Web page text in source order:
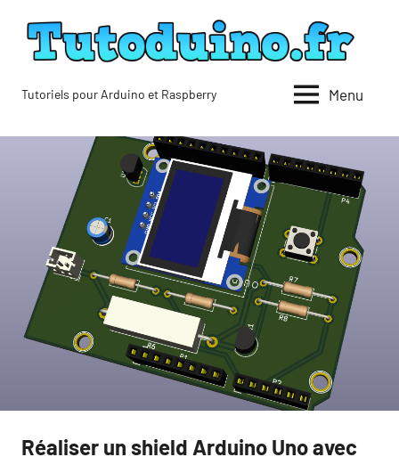
contenu
Tutoduino
Tutoriels pour Arduino et Raspberry Menu
Réaliser un shield Arduino Uno avec